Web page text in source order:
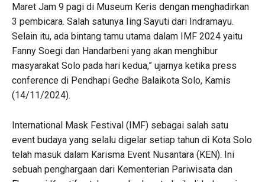
Maret Jam 9 pagi di Museum Keris dengan menghadirkan
3 pembicara. Salah satunya Iing Sayuti dari Indramayu.
Selain itu, ada bintang tamu utama dalam IMF 2024 yaitu
Fanny Soegi dan Handarbeni yang akan menghibur
masyarakat Solo pada hari kedua,” ujarnya ketika press
conference di Pendhapi Gedhe Balaikota Solo, Kamis
(14/11/2024).
International Mask Festival (IMF) sebagai salah satu
event budaya yang selalu digelar setiap tahun di Kota Solo
telah masuk dalam Karisma Event Nusantara (KEN). Ini
sebuah penghargaan dari Kementerian Pariwisata dan